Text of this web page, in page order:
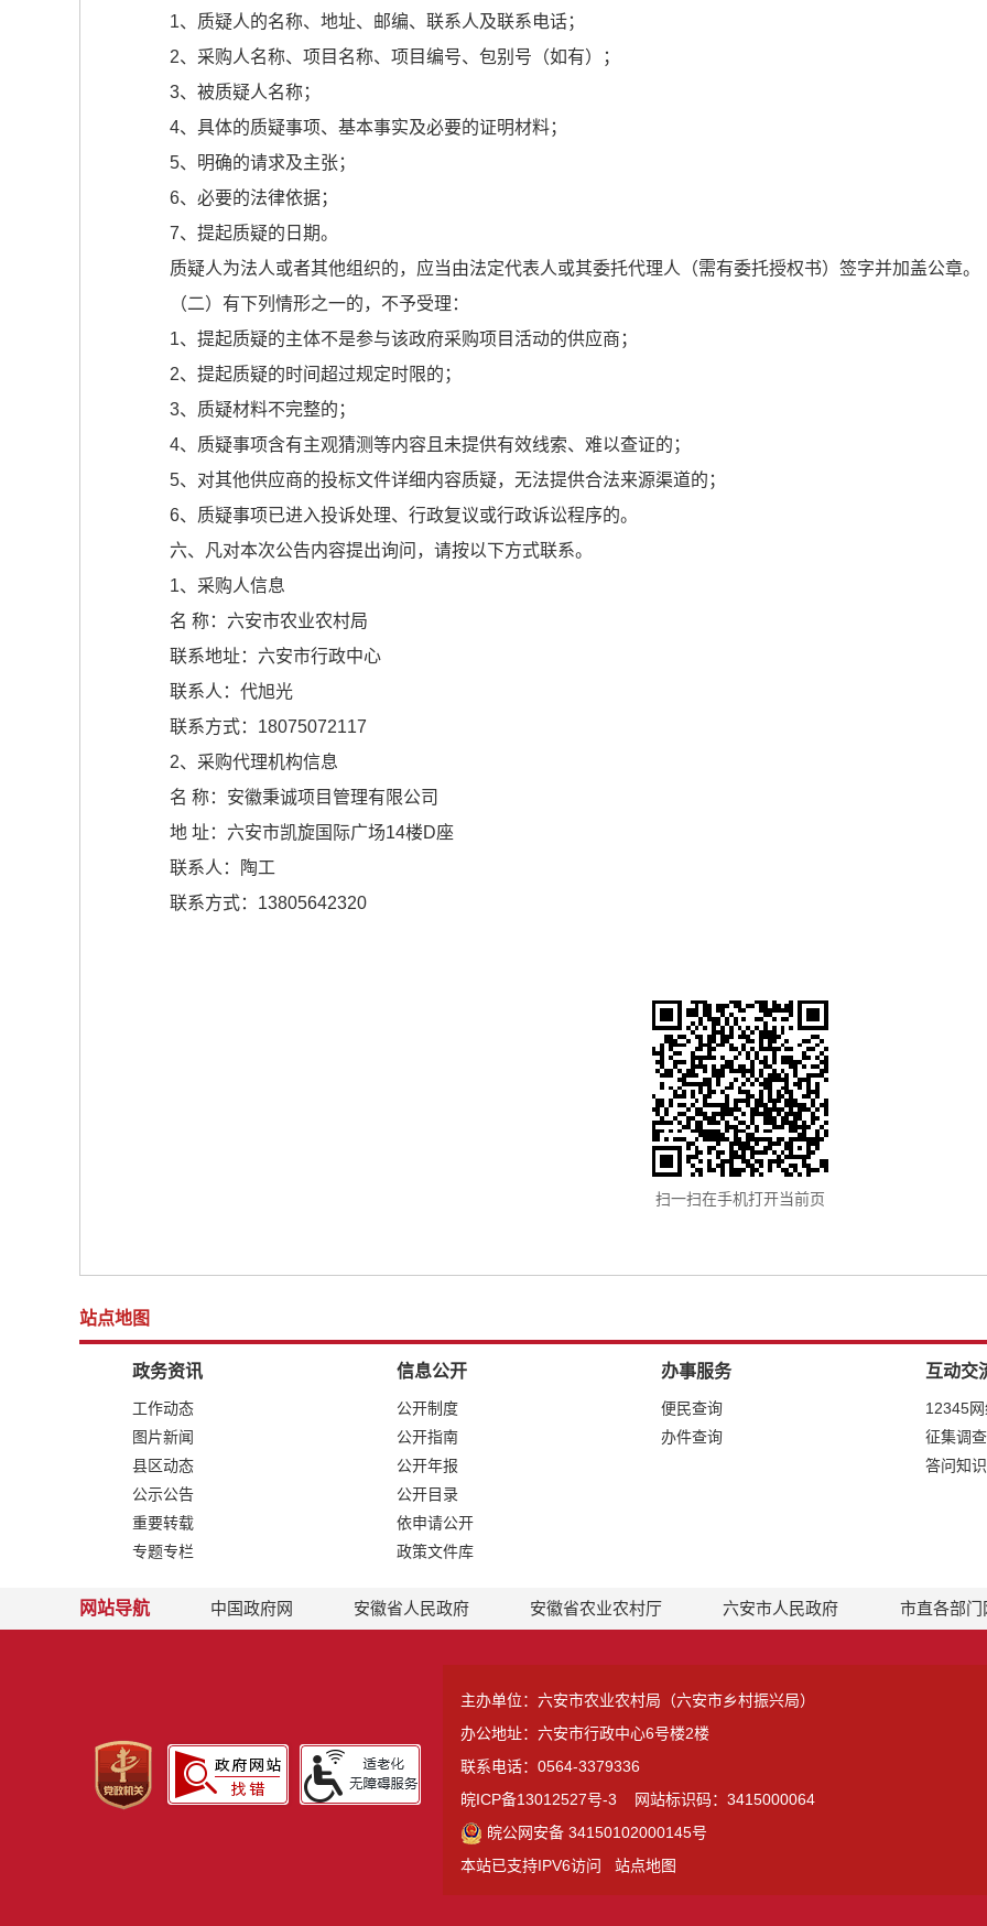
1、质疑人的名称、地址、邮编、联系人及联系电话；
2、采购人名称、项目名称、项目编号、包别号（如有）；
3、被质疑人名称；
4、具体的质疑事项、基本事实及必要的证明材料；
5、明确的请求及主张；
6、必要的法律依据；
7、提起质疑的日期。
质疑人为法人或者其他组织的，应当由法定代表人或其委托代理人（需有委托授权书）签字并加盖公章。
（二）有下列情形之一的，不予受理：
1、提起质疑的主体不是参与该政府采购项目活动的供应商；
2、提起质疑的时间超过规定时限的；
3、质疑材料不完整的；
4、质疑事项含有主观猜测等内容且未提供有效线索、难以查证的；
5、对其他供应商的投标文件详细内容质疑，无法提供合法来源渠道的；
6、质疑事项已进入投诉处理、行政复议或行政诉讼程序的。
六、凡对本次公告内容提出询问，请按以下方式联系。
1、采购人信息
名 称：六安市农业农村局
联系地址：六安市行政中心
联系人：代旭光
联系方式：18075072117
2、采购代理机构信息
名 称：安徽秉诚项目管理有限公司
地 址：六安市凯旋国际广场14楼D座
联系人：陶工
联系方式：13805642320
扫一扫在手机打开当前页
站点地图
政务资讯
工作动态
图片新闻
县区动态
公示公告
重要转载
专题专栏
信息公开
公开制度
公开指南
公开年报
公开目录
依申请公开
政策文件库
办事服务
便民查询
办件查询
互动交
12345
征集调查
答问知
网站导航 中国政府网 安徽省人民政府 安徽省农业农村厅 六安市人民政府 市直各部门
主办单位：六安市农业农村局（六安市乡村振兴局）
办公地址：六安市行政中心6号楼2楼
联系电话：0564-3379336
皖ICP备13012527号-3
网站标识码：3415000064
皖公网安备 34150102000145号
本站已支持IPV6访问
站点地图